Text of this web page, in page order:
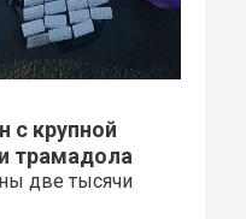
с крупной
трамадола
две тысячи